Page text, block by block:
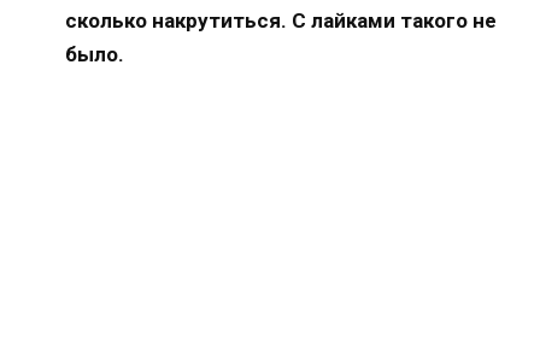
сколько накрутиться. С лайками такого не
было.